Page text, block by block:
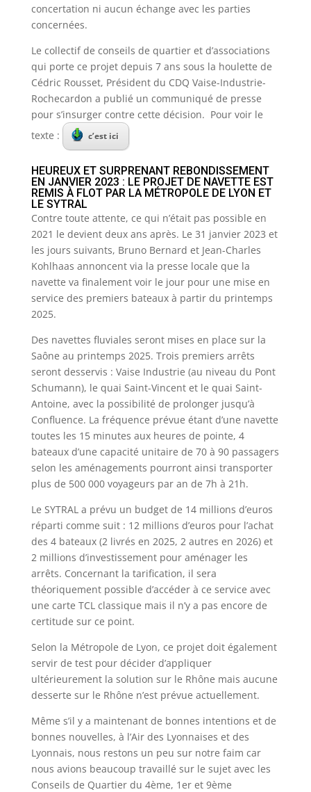
concertation ni aucun échange avec les parties
concernées.
Le collectif de conseils de quartier et d’associations
qui porte ce projet depuis 7 ans sous la houlette de
Cédric Rousset, Président du CDQ Vaise-Industrie-
Rochecardon a publié un communiqué de presse
pour s’insurger contre cette décision. Pour voir le
texte :
c’est ici
HEUREUX ET SURPRENANT REBONDISSEMENT
EN JANVIER 2023 : LE PROJET DE NAVETTE EST
REMIS À FLOT PAR LA MÉTROPOLE DE LYON ET
LE SYTRAL
Contre toute attente, ce qui n’était pas possible en
2021 le devient deux ans après. Le 31 janvier 2023 et
les jours suivants, Bruno Bernard et Jean-Charles
Kohlhaas annoncent via la presse locale que la
navette va finalement voir le jour pour une mise en
service des premiers bateaux à partir du printemps
2025.
Des navettes fluviales seront mises en place sur la
Saône au printemps 2025. Trois premiers arrêts
seront desservis : Vaise Industrie (au niveau du Pont
Schumann), le quai Saint-Vincent et le quai Saint-
Antoine, avec la possibilité de prolonger jusqu’à
Confluence. La fréquence prévue étant d’une navette
toutes les 15 minutes aux heures de pointe, 4
bateaux d’une capacité unitaire de 70 à 90 passagers
selon les aménagements pourront ainsi transporter
plus de 500 000 voyageurs par an de 7h à 21h.
Le SYTRAL a prévu un budget de 14 millions d’euros
réparti comme suit : 12 millions d’euros pour l’achat
des 4 bateaux (2 livrés en 2025, 2 autres en 2026) et
2 millions d’investissement pour aménager les
arrêts. Concernant la tarification, il sera
théoriquement possible d’accéder à ce service avec
une carte TCL classique mais il n’y a pas encore de
certitude sur ce point.
Selon la Métropole de Lyon, ce projet doit également
servir de test pour décider d’appliquer
ultérieurement la solution sur le Rhône mais aucune
desserte sur le Rhône n’est prévue actuellement.
Même s’il y a maintenant de bonnes intentions et de
bonnes nouvelles, à l’Air des Lyonnaises et des
Lyonnais, nous restons un peu sur notre faim car
nous avions beaucoup travaillé sur le sujet avec les
Conseils de Quartier du 4ème, 1er et 9ème